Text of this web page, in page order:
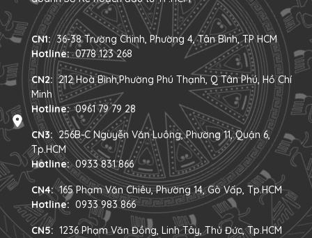
CN1: 36-38 Trường Chinh, Phường 4, Tân Bình, TP HCM
Hotline: 0778 123 268
CN2: 212 Hoà Bình,Phường Phú Thạnh, Q Tân Phú, Hồ Chí
Minh
Hotline: 0961 79 79 28
CN3: 256B-C Nguyễn Văn Luông, Phường 11, Quận 6,
Tp.HCM
Hotline: 0933 831 866
CN4: 165 Phạm Văn Chiêu, Phường 14, Gò Vấp, Tp.HCM
Hotline: 0933 983 866
CN5: 1236 Phạm Văn Đồng, Linh Tây, Thủ Đức, Tp.HCM